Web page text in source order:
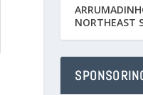
NORTHEAST